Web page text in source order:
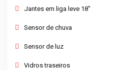
Jantes em liga leve 18"
Sensor de chuva
Sensor de luz
Vidros traseiros